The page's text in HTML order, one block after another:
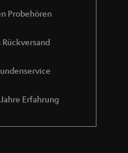
Probehören
Rückversand
Erfahrung